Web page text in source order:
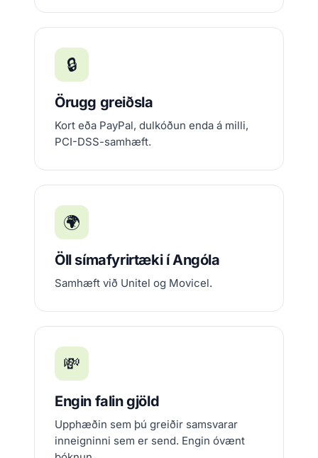
🔒
Örugg greiðsla
Kort eða PayPal, dulkóðun enda á milli,
PCI-DSS-samhæft.
🌍
Öll símafyrirtæki í Angóla
Samhæft við Unitel og Movicel.
💸
Engin falin gjöld
Upphæðin sem þú greiðir samsvarar
inneigninni sem er send. Engin óvænt